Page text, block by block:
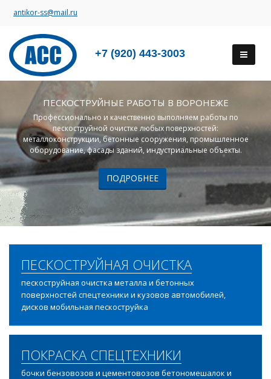
antikor-ss@mail.ru
+7 (920) 443-3003
ПЕСКОСТРУЙНЫЕ РАБОТЫ В ВОРОНЕЖЕ
Профессионально и качественно выполняем работы по
пескоструйной очистке любых поверхностей:
металлоконструкции, бетонные сооружения, промышленное
оборудование, фасады зданий, индустриальные объекты.
ПОДРОБНЕЕ
ПЕСКОСТРУЙНАЯ ОЧИСТКА
пескоструйная очистка металла и бетонных
поверхностей спецтехники и кузовов автомобилей,
дисков мобильная пескоструйка
ПОКРАСКА СПЕЦТЕХНИКИ
бочки бензовозов и цементовозов бетономешалок и